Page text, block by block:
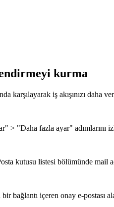
kurma
karşılayarak iş akışınızı
> "Daha fazla ayar" adımlarını
kutusu listesi bölümünde mail
bağlantı içeren onay e-postası